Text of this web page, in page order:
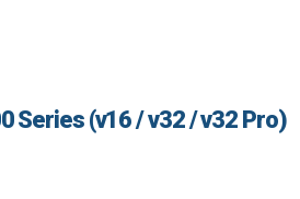
Series (v16 / v32 / v32 Pro)